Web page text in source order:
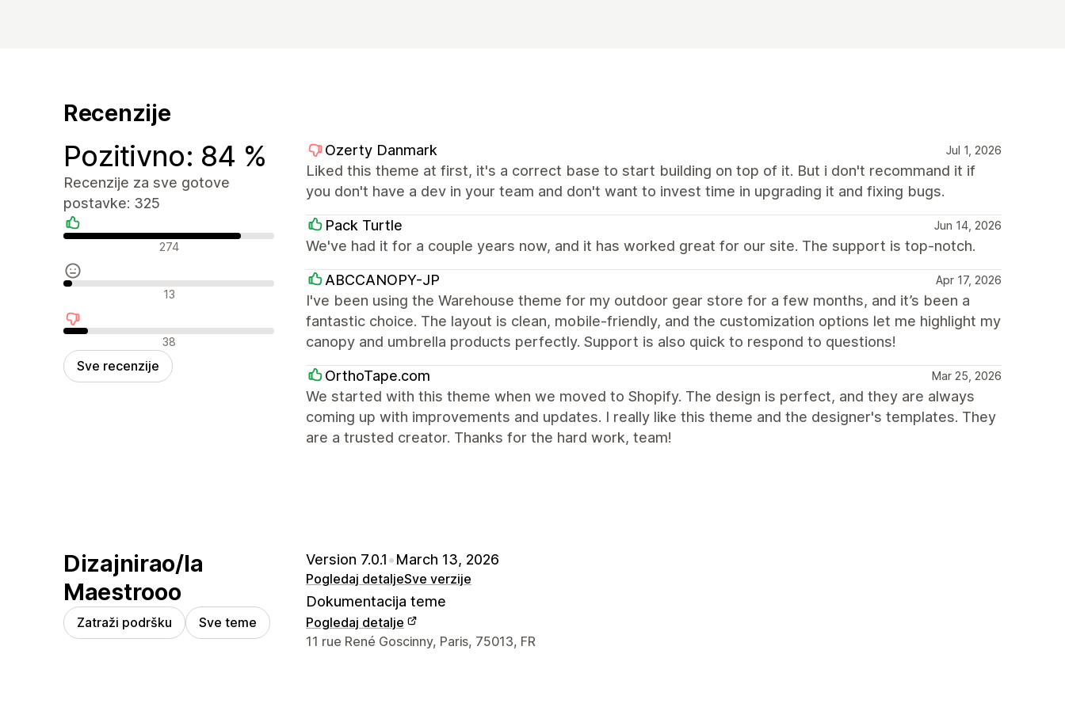
Recenzije
Pozitivno: 84 %
Recenzije za sve gotove
postavke: 325
Pozitivne recenzije
274
Neutralne recenzije
13
Negativne recenzije
38
Sve recenzije
Ozerty Danmark Jul 1, 2026
Liked this theme at first, it's a correct base to start building on top of it. But i don't recommand it if
you don't have a dev in your team and don't want to invest time in upgrading it and fixing bugs.
Pack Turtle Jun 14, 2026
We've had it for a couple years now, and it has worked great for our site. The support is top-notch.
ABCCANOPY-JP Apr 17, 2026
I've been using the Warehouse theme for my outdoor gear store for a few months, and it’s been a
fantastic choice. The layout is clean, mobile-friendly, and the customization options let me highlight my
canopy and umbrella products perfectly. Support is also quick to respond to questions!
OrthoTape.com Mar 25, 2026
We started with this theme when we moved to Shopify. The design is perfect, and they are always
coming up with improvements and updates. I really like this theme and the designer's templates. They
are a trusted creator. Thanks for the hard work, team!
Dizajnirao/la
Maestrooo
Zatraži podršku Sve teme
Version 7.0.1•March 13, 2026
Pogledaj detaljeSve verzije
Dokumentacija teme
Pogledaj detalje
Podaci za kontakt dizajnera
11 rue René Goscinny, Paris, 75013, FR